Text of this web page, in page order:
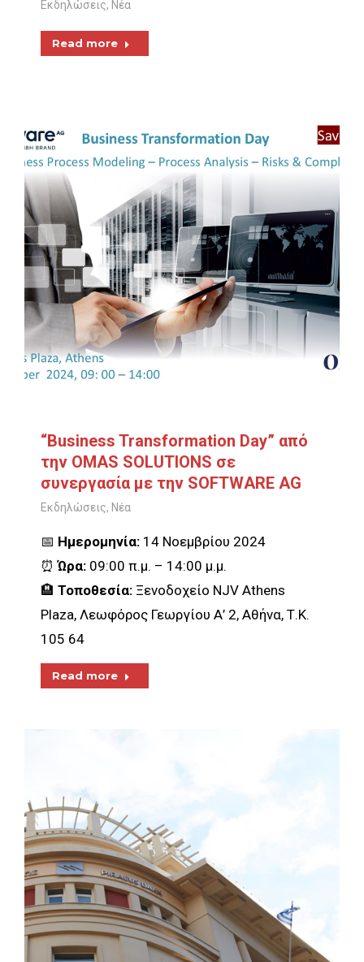
Εκδηλώσεις, Νέα
Read more
“Business Transformation Day” από
την OMAS SOLUTIONS σε
συνεργασία με την SOFTWARE AG
Εκδηλώσεις, Νέα
📅 Ημερομηνία: 14 Νοεμβρίου 2024
⏰Ώρα: 09:00 π.μ. – 14:00 μ.μ.
🏨 Τοποθεσία: Ξενοδοχείο NJV Athens
Plaza, Λεωφόρος Γεωργίου Α’ 2, Αθήνα, Τ.Κ.
105 64
Read more